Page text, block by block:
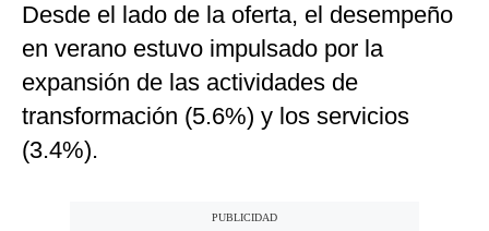
Desde el lado de la oferta, el desempeño
en verano estuvo impulsado por la
expansión de las actividades de
transformación (5.6%) y los servicios
(3.4%).